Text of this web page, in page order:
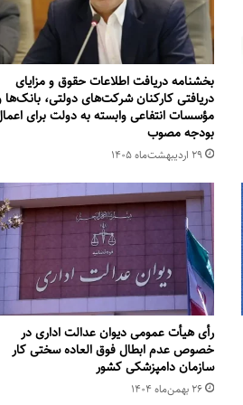
بخشنامه دریافت اطلاعات حقوق و مزایای
دریافتی کارکنان شرکت‌های دولتی، بانک‌ها
مؤسسات انتفاعی وابسته به دولت برای
بودجه مصوب
۲۹ اردیبهشت‌ماه ۱۴۰۵
رأی هیأت عمومی دیوان عدالت اداری در
خصوص عدم ابطال فوق العاده سختی کار
سازمان دامپزشکی کشور
۲۶ بهمن‌ماه ۱۴۰۴